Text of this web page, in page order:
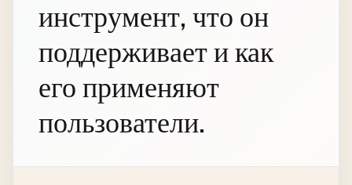
инструмент, что он
поддерживает и как
его применяют
пользователи.